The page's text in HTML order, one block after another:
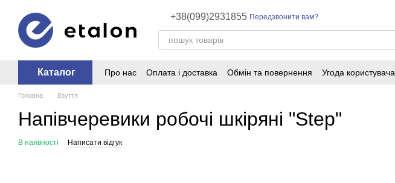
+38(099)2931855 Передзвонити вам?
Каталог Про нас Оплата і доставка Обмін та повернення Угода користувача
Головна Взуття
Напівчеревики робочі шкіряні "Step"
В наявності Написати відгук